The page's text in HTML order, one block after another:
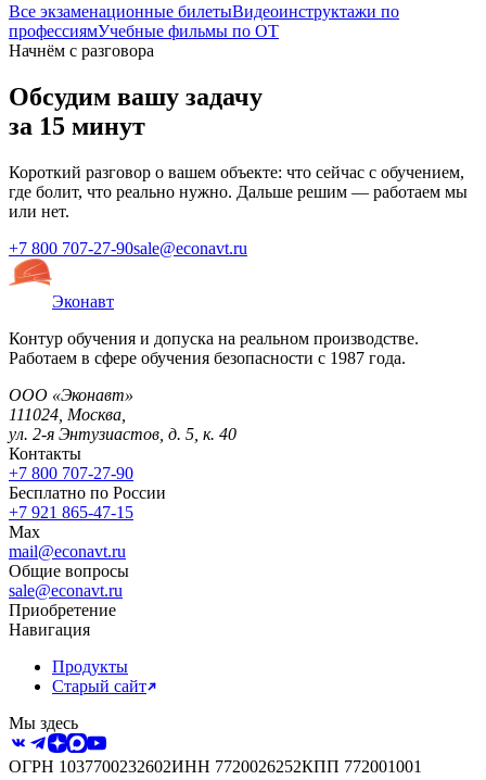
Все экзаменационные билетыВидеоинструктажи по
профессиямУчебные фильмы по ОТ
Начнём с разговора
Обсудим вашу задачу
за 15 минут
Короткий разговор о вашем объекте: что сейчас с обучением,
где болит, что реально нужно. Дальше решим — работаем мы
или нет.
+7 800 707-27-90sale@econavt.ru
Эконавт
Контур обучения и допуска на реальном производстве.
Работаем в сфере обучения безопасности с 1987 года.
ООО «Эконавт»
111024 Москва
ул. 2-я Энтузиастов, д. 5, к. 40
Контакты
+7 800 707-27-90
Бесплатно по России
+7 921 865-47-15
Max
mail@econavt.ru
Общие вопросы
sale@econavt.ru
Приобретение
Навигация
Продукты
Старый сайт
Мы здесь
ОГРН 1037700232602ИНН 7720026252КПП 772001001